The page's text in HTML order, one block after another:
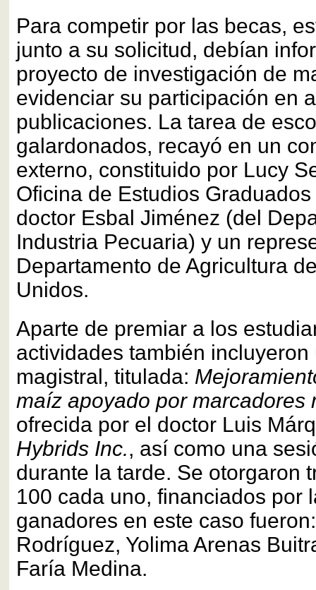
Para competir por las becas,
junto a su solicitud, debían
proyecto de investigación de
evidenciar su participación en
publicaciones. La tarea de
galardonados, recayó en un
externo, constituido por Lucy
Oficina de Estudios
doctor Esbal Jiménez (del
Industria Pecuaria) y un
Departamento de Agricultura
Unidos.
Aparte de premiar a los
actividades también incluyeron
magistral, titulada:
maíz apoyado por marcadores
ofrecida por el doctor Luis
Hybrids Inc., así como una
durante la tarde. Se otorgaron
100 cada uno, financiados por
ganadores en este caso
Rodríguez, Yolima Arenas
Faría Medina.